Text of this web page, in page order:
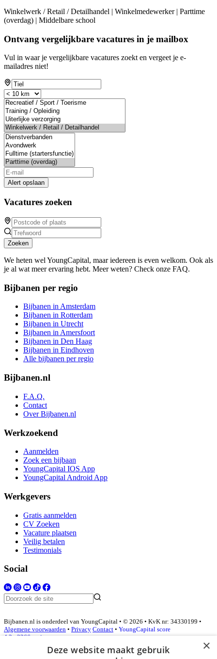
Winkelwerk / Retail / Detailhandel | Winkelmedewerker | Parttime
(overdag) | Middelbare school
Ontvang vergelijkbare vacatures in je mailbox
Vul in waar je vergelijkbare vacatures zoekt en vergeet je e-
mailadres niet!
Alert opslaan
Vacatures zoeken
Zoeken
We heten wel YoungCapital, maar iedereen is even welkom. Ook als
je al wat meer ervaring hebt. Meer weten? Check onze FAQ.
Bijbanen per regio
Bijbanen in Amsterdam
Bijbanen in Rotterdam
Bijbanen in Utrecht
Bijbanen in Amersfoort
Bijbanen in Den Haag
Bijbanen in Eindhoven
Alle bijbanen per regio
Bijbanen.nl
F.A.Q.
Contact
Over Bijbanen.nl
Werkzoekend
Aanmelden
Zoek een bijbaan
YoungCapital IOS App
YoungCapital Android App
Werkgevers
Gratis aanmelden
CV Zoeken
Vacature plaatsen
Veilig betalen
Testimonials
Social
Bijbanen.nl is onderdeel van YoungCapital • © 2026 • KvK nr: 34330199 •
Algemene voorwaarden • Privacy Contact • YoungCapital score
4.3 - 3366 reviews
×
Deze website maakt gebruik